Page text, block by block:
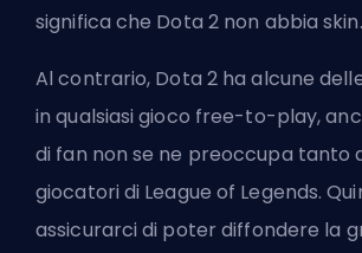
significa che Dota 2 non abbia skin.
Al contrario, Dota 2 ha alcune
in qualsiasi gioco free-to-play,
di fan non se ne preoccupa tanto
giocatori di League of Legends.
assicurarci di poter diffondere la